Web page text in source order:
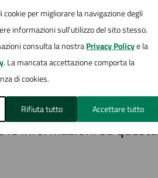
cookie per migliorare la navigazione degli
informazioni sull'utilizzo del sito stesso.
consulta la nostraPrivacy Policye la
. La mancata accettazione comporta la
di cookies.
Rifiuta tutto Accettare tutto
12/02/2026, 14:06
le informazioni su questa